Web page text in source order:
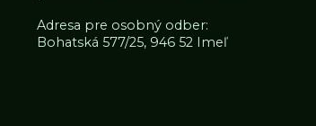
Adresa pre osobný odber:
Bohatská 577/25, 946 52 Imeľ